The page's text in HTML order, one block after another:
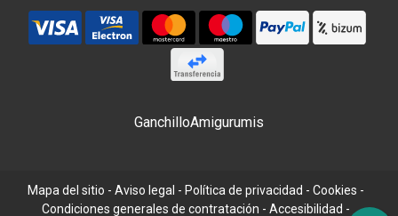
GanchilloAmigurumis
Mapa del sitio - Aviso legal - Política de privacidad - Cookies -
Condiciones generales de contratación - Accesibilidad -